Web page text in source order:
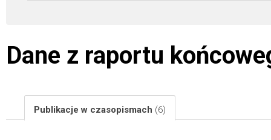
Dane z raportu
Publikacje w czasopismach (6)